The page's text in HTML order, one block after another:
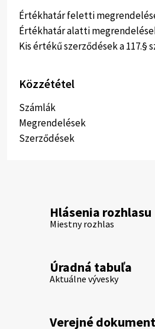
Értékhatár feletti
Értékhatár alatti
Kis értékű szerződések a 117.§
Közzététel
Számlák
Megrendelések
Szerződések
Hlásenia rozhlasu
Miestny rozhlas
Úradná tabuľa
Aktuálne vývesky
Verejné